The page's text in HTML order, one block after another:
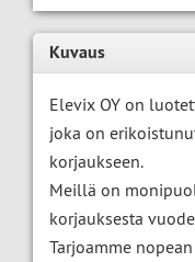
Kuvaus
Elevix OY on
joka on
korjaukseen.
Meillä on
korjauksesta
Tarjoamme